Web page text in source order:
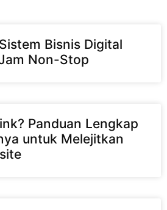
Bisnis Digital
Non-Stop
Panduan Lengkap
untuk Melejitkan